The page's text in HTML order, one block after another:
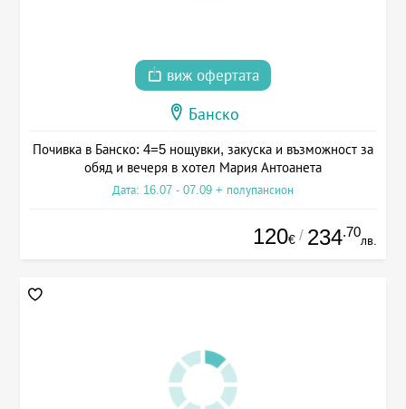
виж офертата
Банско
Почивка в Банско: 4=5 нощувки, закуска и възможност за
обяд и вечеря в хотел Мария Антоанета
Дата: 16.07 - 07.09 + полупансион
120€ / 234.70
лв.